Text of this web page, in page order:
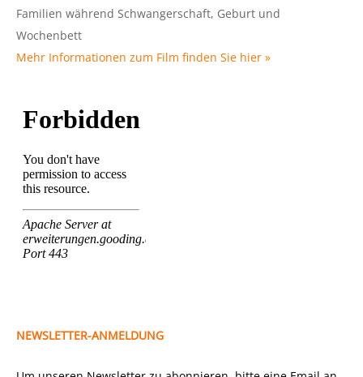
Familien während Schwangerschaft, Geburt und
Wochenbett
Mehr Informationen zum Film finden Sie hier »
NEWSLETTER-ANMELDUNG